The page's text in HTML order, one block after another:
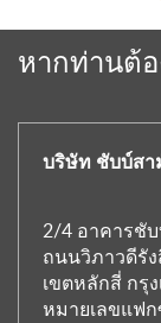
หากท่านต้อ
บริษัท ชับบ์สา
2/4 อาคารชั
ถนนวิภาวดีรั
เขตหลักสี่ กรุ
หมายเลขแฟก